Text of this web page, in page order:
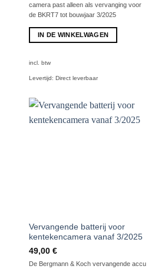
camera past alleen als vervanging voor
de BKRT7 tot bouwjaar 3/2025
IN DE WINKELWAGEN
incl. btw
Levertijd: Direct leverbaar
Vervangende batterij voor
kentekencamera vanaf 3/2025
49,00 €
De Bergmann & Koch vervangende accu